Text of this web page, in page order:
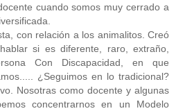
cuando somos muy cerrado a
con relación a los animalitos. Creó
si es diferente, raro, extraño,
Con Discapacidad, en que
¿Seguimos en lo tradicional?
Nosotras como docente y algunas
concentrarnos en un Modelo